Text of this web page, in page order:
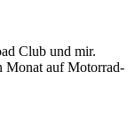
Club und mir.
Monat auf Motorrad-